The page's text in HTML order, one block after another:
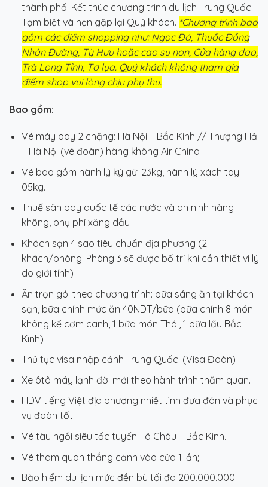
thành phố. Kết thúc chương trình du lịch Trung Quốc.
Tạm biệt và hẹn gặp lại Quý khách. *Chương trình bao
gồm các điểm shopping như: Ngọc Đá, Thuốc Đồng
Nhân Đường, Tỳ Hưu hoặc cao su non, Cửa hàng dao,
Trà Long Tỉnh, Tơ lụa. Quý khách không tham gia
điểm shop vui lòng chịu phụ thu.
Bao gồm:
Vé máy bay 2 chặng: Hà Nội – Bắc Kinh // Thượng Hải
– Hà Nội (vé đoàn) hàng không Air China
Vé bao gồm hành lý ký gửi 23kg, hành lý xách tay
05kg.
Thuế sân bay quốc tế các nước và an ninh hàng
không, phụ phí xăng dầu
Khách sạn 4 sao tiêu chuẩn địa phương (2
khách/phòng. Phòng 3 sẽ được bố trí khi cần thiết vì lý
do giới tính)
Ăn trọn gói theo chương trình: bữa sáng ăn tại khách
sạn, bữa chính mức ăn 40NDT/bữa (bữa chính 8 món
không kể cơm canh, 1 bữa món Thái, 1 bữa lẩu Bắc
Kinh)
Thủ tục visa nhập cảnh Trung Quốc. (Visa Đoàn)
Xe ôtô máy lạnh đời mới theo hành trình thăm quan.
HDV tiếng Việt địa phương nhiệt tình đưa đón và phục
vụ đoàn tốt
Vé tàu ngồi siêu tốc tuyến Tô Châu – Bắc Kinh.
Vé tham quan thắng cảnh vào cửa 1 lần;
Bảo hiểm du lịch mức đền bù tối đa 200.000.000